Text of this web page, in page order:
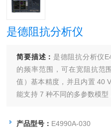
是德阻抗分析仪
简要描述： 是德阻抗分析仪
的频率范围，可在宽阻抗范
值）基本精度，并且内置 40
能支持 7 种不同的多参数模
产品型号： E4990A-030